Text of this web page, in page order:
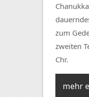
zum
zweiten
Chr.
mehr